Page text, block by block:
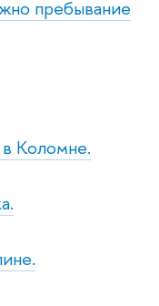
пребывание
Коломне.